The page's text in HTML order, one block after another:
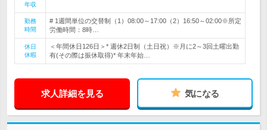
年収
勤務
時間
# 1週間単位の交替制（1）08:00～17:00（2）16:50～02:00※所定
労働時間：8時…
休日
休暇
＜年間休日126日＞* 週休2日制（土日祝）※月に2～3回土曜出勤
有(その際は振休取得)* 年末年始…
求人詳細を見る 気になる